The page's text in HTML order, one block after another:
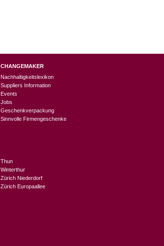
CHANGEMAKER
Nachhaltigkeitslexikon
Suppliers Information
Events
Jobs
Geschenkverpackung
Sinnvolle Firmengeschenke
Thun
Winterthur
Zürich Niederdorf
Zürich Europaallee